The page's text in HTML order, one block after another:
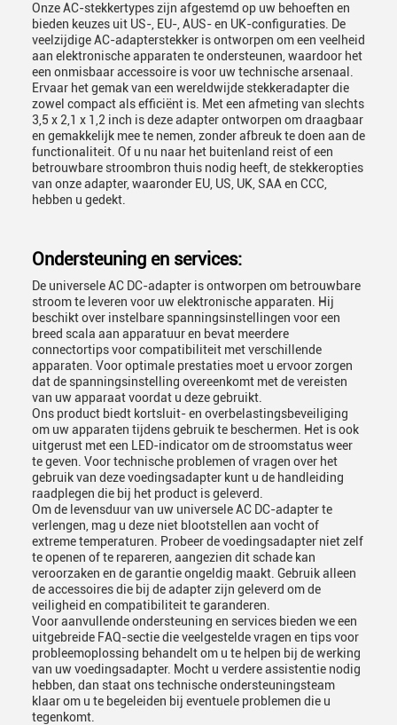
Onze AC-stekkertypes zijn afgestemd op uw behoeften en
bieden keuzes uit US-, EU-, AUS- en UK-configuraties. De
veelzijdige AC-adapterstekker is ontworpen om een ​​veelheid
aan elektronische apparaten te ondersteunen, waardoor het
een onmisbaar accessoire is voor uw technische arsenaal.
Ervaar het gemak van een wereldwijde stekkeradapter die
zowel compact als efficiënt is. Met een afmeting van slechts
3,5 x 2,1 x 1,2 inch is deze adapter ontworpen om draagbaar
en gemakkelijk mee te nemen, zonder afbreuk te doen aan de
functionaliteit. Of u nu naar het buitenland reist of een
betrouwbare stroombron thuis nodig heeft, de stekkeropties
van onze adapter, waaronder EU, US, UK, SAA en CCC,
hebben u gedekt.
Ondersteuning en services:
De universele AC DC-adapter is ontworpen om betrouwbare
stroom te leveren voor uw elektronische apparaten. Hij
beschikt over instelbare spanningsinstellingen voor een
breed scala aan apparatuur en bevat meerdere
connectortips voor compatibiliteit met verschillende
apparaten. Voor optimale prestaties moet u ervoor zorgen
dat de spanningsinstelling overeenkomt met de vereisten
van uw apparaat voordat u deze gebruikt.
Ons product biedt kortsluit- en overbelastingsbeveiliging
om uw apparaten tijdens gebruik te beschermen. Het is ook
uitgerust met een LED-indicator om de stroomstatus weer
te geven. Voor technische problemen of vragen over het
gebruik van deze voedingsadapter kunt u de handleiding
raadplegen die bij het product is geleverd.
Om de levensduur van uw universele AC DC-adapter te
verlengen, mag u deze niet blootstellen aan vocht of
extreme temperaturen. Probeer de voedingsadapter niet zelf
te openen of te repareren, aangezien dit schade kan
veroorzaken en de garantie ongeldig maakt. Gebruik alleen
de accessoires die bij de adapter zijn geleverd om de
veiligheid en compatibiliteit te garanderen.
Voor aanvullende ondersteuning en services bieden we een
uitgebreide FAQ-sectie die veelgestelde vragen en tips voor
probleemoplossing behandelt om u te helpen bij de werking
van uw voedingsadapter. Mocht u verdere assistentie nodig
hebben, dan staat ons technische ondersteuningsteam
klaar om u te begeleiden bij eventuele problemen die u
tegenkomt.